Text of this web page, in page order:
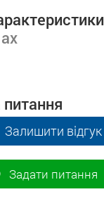
питання
Залишити відгук
Задати питання